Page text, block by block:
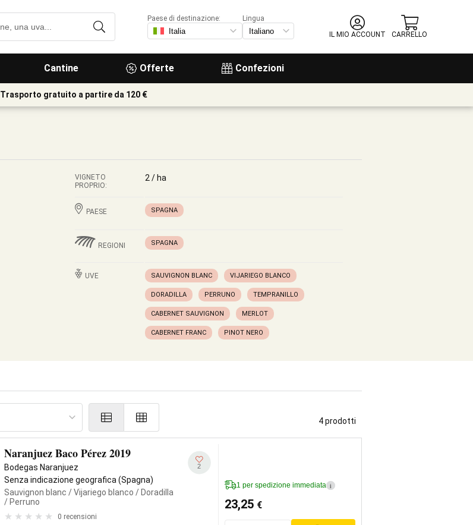
Cantine Offerte Confezioni
Paese di destinazione:
Lingua
IL MIO ACCOUNT
CARRELLO
Trasporto gratuito a partire da 120 €
VIGNETO
PROPRIO:
2 / ha
PAESE SPAGNA
REGIONI SPAGNA
UVE SAUVIGNON BLANC VIJARIEGO BLANCO
DORADILLA PERRUNO TEMPRANILLO
CABERNET SAUVIGNON MERLOT
CABERNET FRANC PINOT NERO
4 prodotti
Naranjuez Baco Pérez 2019
Bodegas Naranjuez
Senza indicazione geografica (Spagna)
Sauvignon blanc / Vijariego blanco / Doradilla
/ Perruno
0 recensioni
2
1 per spedizione immediata i
23,25 €